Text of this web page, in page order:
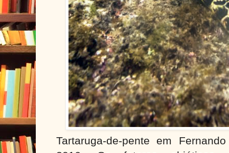
Tartaruga-de-pente em